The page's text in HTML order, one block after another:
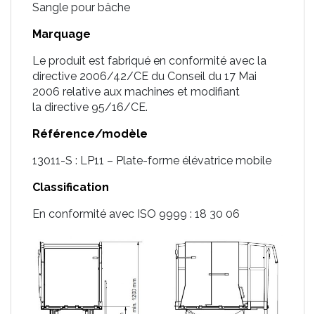
Sangle pour bâche
Marquage
Le produit est fabriqué en conformité avec la
directive 2006/42/CE du Conseil du 17 Mai
2006 relative aux machines et modifiant
la directive 95/16/CE.
Référence/modèle
13011-S : LP11 – Plate-forme élévatrice mobile
Classification
En conformité avec ISO 9999 : 18 30 06